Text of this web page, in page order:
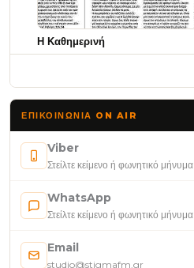
Η Καθημερινή
ΕΠΙΚΟΙΝΩΝΊΑ ON AIR
Viber
Στείλτε κείμενο ή φωνητικό μήνυμα
WhatsApp
Στείλτε κείμενο ή φωνητικό μήνυμα
Email
studio@stigmafm.gr